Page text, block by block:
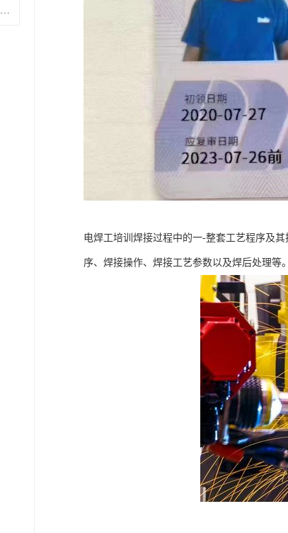
相城区元和街道 叉车培训机构 如何选择很重要
电焊工培训焊接过程中的一-整套工艺程序及
序、焊接操作、焊接工艺参数以及焊后处理等。